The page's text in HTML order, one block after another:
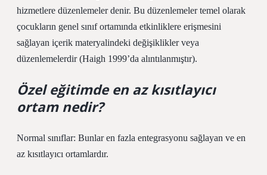
hizmetlere düzenlemeler denir. Bu düzenlemeler temel olarak
çocukların genel sınıf ortamında etkinliklere erişmesini
sağlayan içerik materyalindeki değişiklikler veya
düzenlemelerdir (Haigh 1999’da alıntılanmıştır).
Özel eğitimde en az kısıtlayıcı
ortam nedir?
Normal sınıflar: Bunlar en fazla entegrasyonu sağlayan ve en
az kısıtlayıcı ortamlardır.